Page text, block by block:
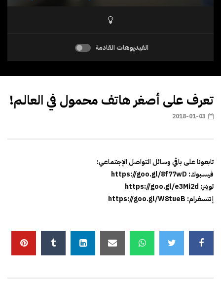
الفيديوهات القادمة
تعرف على أصغر هاتف محمول في العالم!
2018-01-03
تابعونا على باقي وسائل التواصل الإجتماعي:
فيسبوك: https://goo.gl/8f77wD
تويتر: https://goo.gl/e3Mi2d
إنتسغرام: https://goo.gl/W8tueB